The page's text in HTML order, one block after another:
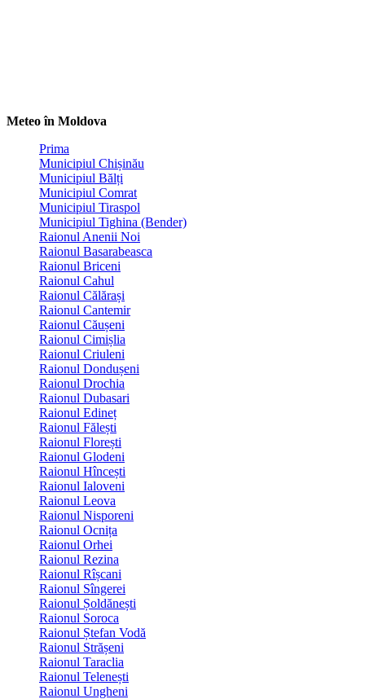
Meteo în Moldova
Prima
Municipiul Chișinău
Municipiul Bălți
Municipiul Comrat
Municipiul Tiraspol
Municipiul Tighina (Bender)
Raionul Anenii Noi
Raionul Basarabeasca
Raionul Briceni
Raionul Cahul
Raionul Călărași
Raionul Cantemir
Raionul Căușeni
Raionul Cimișlia
Raionul Criuleni
Raionul Dondușeni
Raionul Drochia
Raionul Dubasari
Raionul Edineț
Raionul Fălești
Raionul Florești
Raionul Glodeni
Raionul Hîncești
Raionul Ialoveni
Raionul Leova
Raionul Nisporeni
Raionul Ocnița
Raionul Orhei
Raionul Rezina
Raionul Rîșcani
Raionul Sîngerei
Raionul Șoldănești
Raionul Soroca
Raionul Ștefan Vodă
Raionul Strășeni
Raionul Taraclia
Raionul Telenești
Raionul Ungheni